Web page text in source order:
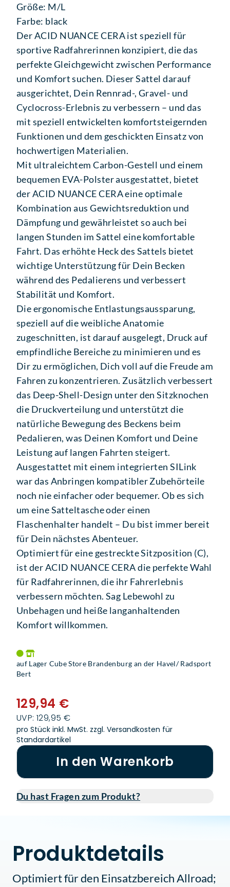
Größe: M/L
Farbe: black
Der ACID NUANCE CERA ist speziell für
sportive Radfahrerinnen konzipiert, die das
perfekte Gleichgewicht zwischen Performance
und Komfort suchen. Dieser Sattel darauf
ausgerichtet, Dein Rennrad-, Gravel- und
Cyclocross-Erlebnis zu verbessern – und das
mit speziell entwickelten komfortsteigernden
Funktionen und dem geschickten Einsatz von
hochwertigen Materialien.
Mit ultraleichtem Carbon-Gestell und einem
bequemen EVA-Polster ausgestattet, bietet
der ACID NUANCE CERA eine optimale
Kombination aus Gewichtsreduktion und
Dämpfung und gewährleistet so auch bei
langen Stunden im Sattel eine komfortable
Fahrt. Das erhöhte Heck des Sattels bietet
wichtige Unterstützung für Dein Becken
während des Pedalierens und verbessert
Stabilität und Komfort.
Die ergonomische Entlastungsaussparung,
speziell auf die weibliche Anatomie
zugeschnitten, ist darauf ausgelegt, Druck auf
empfindliche Bereiche zu minimieren und es
Dir zu ermöglichen, Dich voll auf die Freude am
Fahren zu konzentrieren. Zusätzlich verbessert
das Deep-Shell-Design unter den Sitzknochen
die Druckverteilung und unterstützt die
natürliche Bewegung des Beckens beim
Pedalieren, was Deinen Komfort und Deine
Leistung auf langen Fahrten steigert.
Ausgestattet mit einem integrierten SILink
war das Anbringen kompatibler Zubehörteile
noch nie einfacher oder bequemer. Ob es sich
um eine Satteltasche oder einen
Flaschenhalter handelt – Du bist immer bereit
für Dein nächstes Abenteuer.
Optimiert für eine gestreckte Sitzposition (C),
ist der ACID NUANCE CERA die perfekte Wahl
für Radfahrerinnen, die ihr Fahrerlebnis
verbessern möchten. Sag Lebewohl zu
Unbehagen und heiße langanhaltenden
Komfort willkommen.
auf Lager Cube Store Brandenburg an der Havel/ Radsport
Bert
129,94 €
UVP: 129,95 €
pro Stück inkl. MwSt. zzgl. Versandkosten für
Standardartikel
In den Warenkorb
Du hast Fragen zum Produkt?
Produktdetails
Optimiert für den Einsatzbereich Allroad;